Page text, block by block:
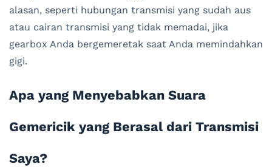
alasan, seperti hubungan transmisi yang sudah aus
atau cairan transmisi yang tidak memadai, jika
gearbox Anda bergemeretak saat Anda memindahkan
gigi.
Apa yang Menyebabkan Suara
Gemericik yang Berasal dari Transmisi
Saya?